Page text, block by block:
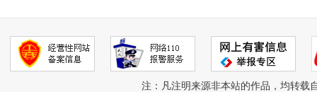
注：凡注明来源非本站的作品，均转载